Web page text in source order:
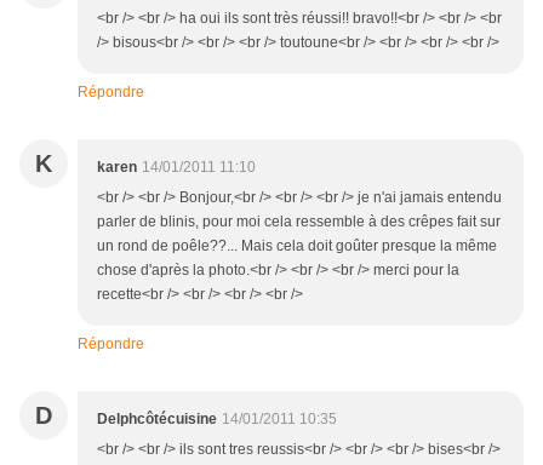
<br /> <br /> ha oui ils sont très réussi!! bravo!!<br /> <br /> <br
/> bisous<br /> <br /> <br /> toutoune<br /> <br /> <br /> <br />
Répondre
K karen 14/01/2011 11:10
<br /> <br /> Bonjour,<br /> <br /> <br /> je n'ai jamais entendu
parler de blinis, pour moi cela ressemble à des crêpes fait sur
un rond de poêle??... Mais cela doit goûter presque la même
chose d'après la photo.<br /> <br /> <br /> merci pour la
recette<br /> <br /> <br /> <br />
Répondre
D Delphcôtécuisine 14/01/2011 10:35
<br /> <br /> ils sont tres reussis<br /> <br /> <br /> bises<br />